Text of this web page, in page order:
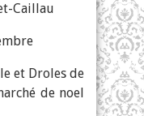
Caillau
et Droles de
de noel